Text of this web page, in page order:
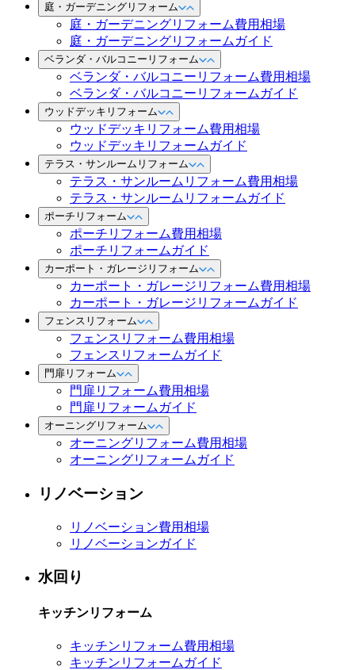
庭・ガーデニングリフォーム
庭・ガーデニングリフォーム費用相場
庭・ガーデニングリフォームガイド
ベランダ・バルコニーリフォーム
ベランダ・バルコニーリフォーム費用相場
ベランダ・バルコニーリフォームガイド
ウッドデッキリフォーム
ウッドデッキリフォーム費用相場
ウッドデッキリフォームガイド
テラス・サンルームリフォーム
テラス・サンルームリフォーム費用相場
テラス・サンルームリフォームガイド
ポーチリフォーム
ポーチリフォーム費用相場
ポーチリフォームガイド
カーポート・ガレージリフォーム
カーポート・ガレージリフォーム費用相場
カーポート・ガレージリフォームガイド
フェンスリフォーム
フェンスリフォーム費用相場
フェンスリフォームガイド
門扉リフォーム
門扉リフォーム費用相場
門扉リフォームガイド
オーニングリフォーム
オーニングリフォーム費用相場
オーニングリフォームガイド
リノベーション
リノベーション費用相場
リノベーションガイド
水回り
キッチンリフォーム
キッチンリフォーム費用相場
キッチンリフォームガイド